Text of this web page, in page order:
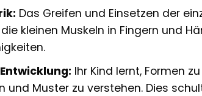
Das Greifen und Einsetzen der
kleinen Muskeln in Fingern und
Ihr Kind lernt, Formen
und Muster zu verstehen. Dies